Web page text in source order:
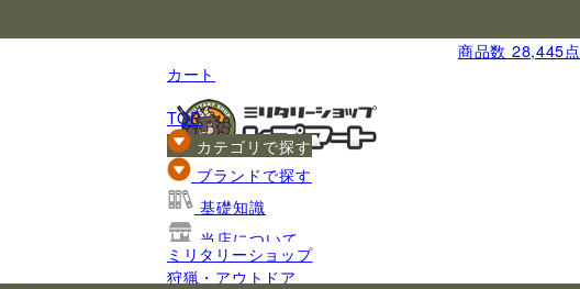
商品数 28,445点
カート
TOP
カテゴリで探す
ブランドで探す
基礎知識
当店について
ご利用ガイド
ミリタリーショップ
狩猟・アウトドア